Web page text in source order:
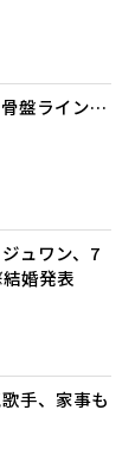
骨盤ライン…
ュワン、7
婚発表
手、家事も